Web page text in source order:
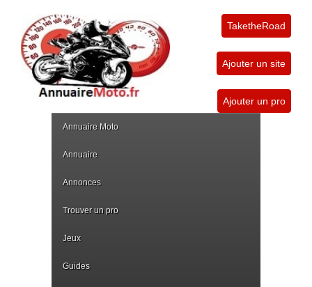
TaketheRoad
Ajouter un site
Ajouter un pro
Annuaire Moto
Annuaire
Annonces
Trouver un pro
Jeux
Guides